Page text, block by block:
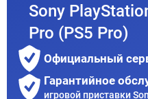
Sony
Pro (PS5 Pro)
Официальный
Гарантийное
игровой приставки